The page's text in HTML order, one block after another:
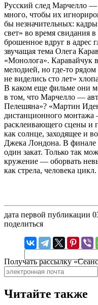
Русский след Марчелло
много, чтобы их
бы незначительных:
свет» во время свидания
брошенное вдруг в адрес
звучащая тема Олега
«Монолога». Каравайчук
мелодией, но где-то
не виделись сто лет»
В каком еще фильме они
в том, что Марчелло —
Пелешяна»? «Мартин
дистанционного
расклеивающего сцены и
как солнце, заходящее и
Джека Лондона. В финале
один закат. Только так
кружение — оборвать
как стрела, человека цикл.
дата первой публикации
поделиться
Получать рассылку
Читайте также